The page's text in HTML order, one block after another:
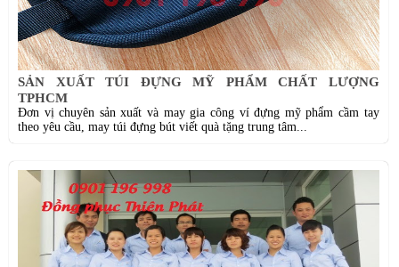
SẢN XUẤT TÚI ĐỰNG MỸ PHẨM CHẤT LƯỢNG
TPHCM
Đơn vị chuyên sản xuất và may gia công ví đựng mỹ phẩm cầm tay
theo yêu cầu, may túi đựng bút viết quà tặng trung tâm...